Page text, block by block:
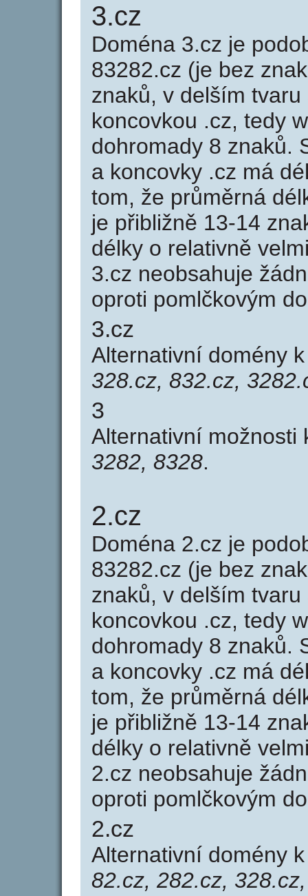
3.cz
Doména 3.cz je
83282.cz (je bez
znaků, v delším
koncovkou .cz, tedy
dohromady 8 znaků.
a koncovky .cz má
tom, že průměrná
je přibližně 13-14
délky o relativně
3.cz neobsahuje
oproti pomlčkovým
3.cz
Alternativní domény
328.cz, 832.cz,
3
Alternativní možnosti
3282, 8328.
2.cz
Doména 2.cz je
83282.cz (je bez
znaků, v delším
koncovkou .cz, tedy
dohromady 8 znaků.
a koncovky .cz má
tom, že průměrná
je přibližně 13-14
délky o relativně
2.cz neobsahuje
oproti pomlčkovým
2.cz
Alternativní domény
82.cz, 282.cz,